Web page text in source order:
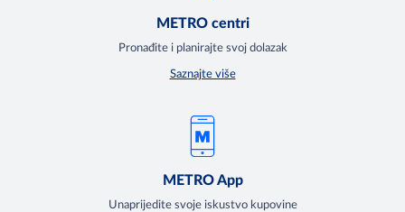
METRO centri
Pronađite i planirajte svoj dolazak
Saznajte više
METRO App
Unaprijedite svoje iskustvo kupovine